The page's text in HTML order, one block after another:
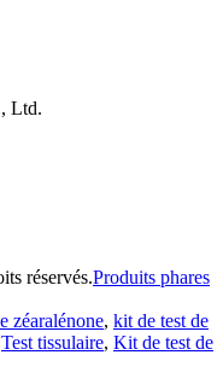
Ltd.
réservés.Produits phares
zéaralénone, kit de test de
Test tissulaire, Kit de test de